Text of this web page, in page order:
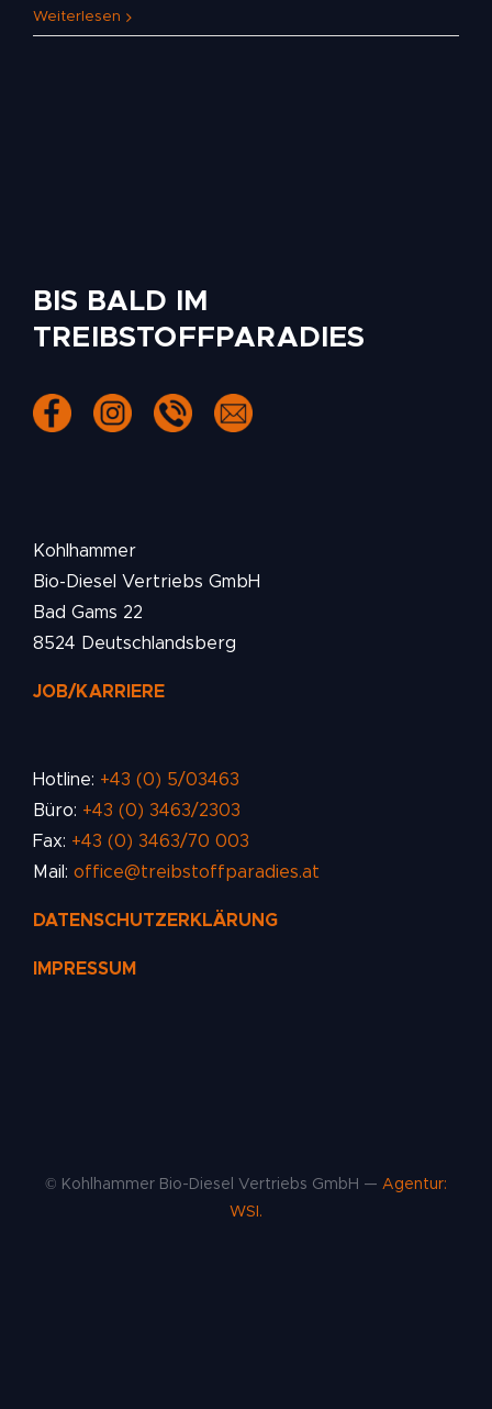
Weiterlesen
BIS BALD IM
TREIBSTOFFPARADIES
Kohlhammer
Bio-Diesel Vertriebs GmbH
Bad Gams 22
8524 Deutschlandsberg
JOB/KARRIERE
Hotline: +43 (0) 5/03463
Büro: +43 (0) 3463/2303
Fax: +43 (0) 3463/70 003
Mail: office@treibstoffparadies.at
DATENSCHUTZERKLÄRUNG
IMPRESSUM
© Kohlhammer Bio-Diesel Vertriebs GmbH — Agentur:
WSI.